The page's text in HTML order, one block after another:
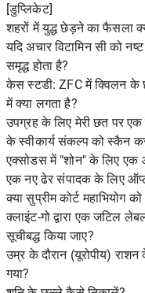
[डुप्लिकेट]
शहरों में युद्ध छेड़ने का फैसला
यदि अचार विटामिन सी को
समृद्ध होता है?
केस स्टडी: ZFC में क्विलन के
में क्या लगता है?
उपग्रह के लिए मेरी छत पर
के स्वीकार्य संकल्प को स्कैन
एक्सोडस में "शोन" के लिए एक
एक नए ढेर संपादक के लिए
क्या सुप्रीम कोर्ट महाभियोग
क्लाइंट-गो द्वारा एक जटिल
सूचीबद्ध किया जाए?
उम्र के दौरान (यूरोपीय)
गया?